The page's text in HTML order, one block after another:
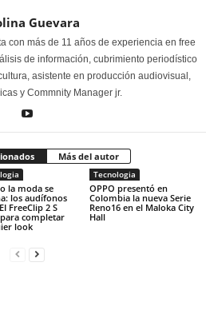
Guevara
con más de 11 años de experiencia en free
de información, cubrimiento periodístico
asistente en producción audiovisual,
y Commnity Manager jr.
Más del autor
la moda se
los audífonos
FreeClip 2 S
completar
look
Tecnologia
OPPO presentó en
Colombia la nueva Serie
Reno16 en el Maloka City
Hall